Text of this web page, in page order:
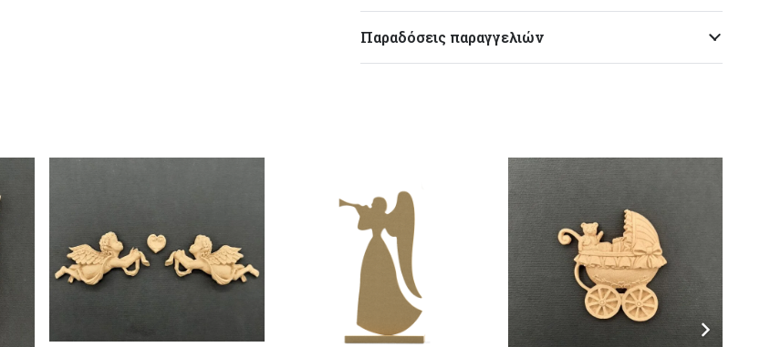
Παραδόσεις παραγγελιών